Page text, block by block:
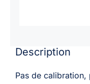
Description
Pas de calibration,